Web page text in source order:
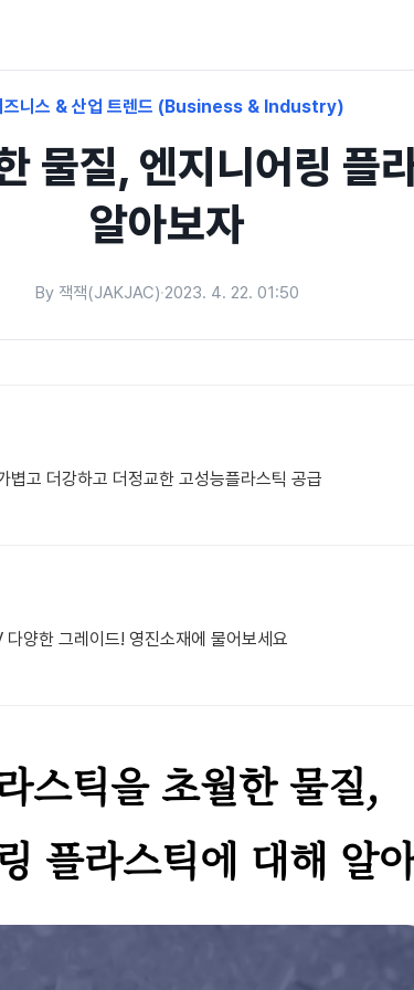
즈니스 & 산업 트렌드 (Business & Industry)
물질, 엔지니어링 플
알아보자
By 잭잭(JAKJAC)·2023. 4. 22. 01:50
볍고 더강하고 더정교한 고성능플라스틱 공급
양한 그레이드! 영진소재에 물어보세요
스틱을 초월한 물질,
플라스틱에 대해 알